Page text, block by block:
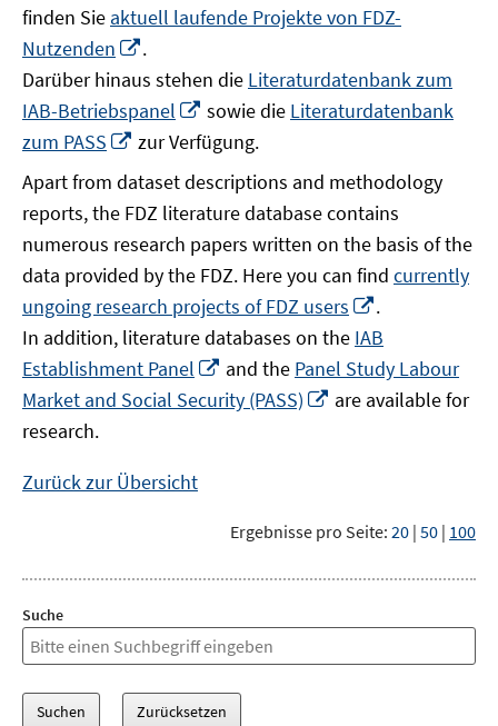
finden Sie aktuell laufende Projekte von FDZ-
Nutzenden
neuem
Fenster
öffnen
.
Darüber hinaus stehen die Literaturdatenbank zum
IAB-Betriebspanel
In
neuem
Fenster
öffnen
sowie die Literaturdatenbank
zum PASS
In
Fenster
öffnen
zur Verfügung.
Apart from dataset descriptions and methodology
reports, the FDZ literature database contains
numerous research papers written on the basis of the
data provided by the FDZ. Here you can find currently
ungoing research projects of FDZ users
neuem
Fenster
öffnen
.
In addition, literature databases on the IAB
Establishment Panel
In
neuem
Fenster
and the Panel Study Labour
Market and Social Security (PASS)
In
are available for
research.
Zurück zur Übersicht
Ergebnisse pro Seite: 20 | 50 | 100
Suche